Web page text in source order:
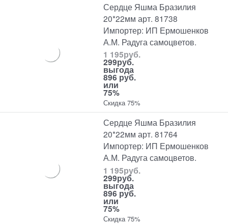
Сердце Яшма Бразилия
20*22мм арт. 81738
Импортер: ИП Ермошенков
А.М. Радуга самоцветов.
1 195руб.
299руб.
выгода
896 руб.
или
75%
Скидка 75%
Сердце Яшма Бразилия
20*22мм арт. 81764
Импортер: ИП Ермошенков
А.М. Радуга самоцветов.
1 195руб.
299руб.
выгода
896 руб.
или
75%
Скидка 75%